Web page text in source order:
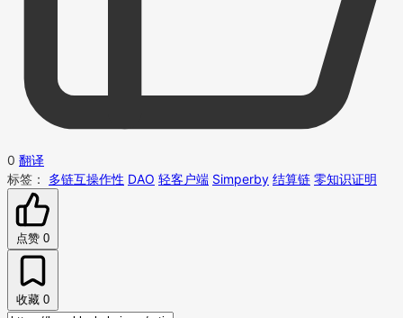
0 翻译
标签：
多链互操作性 DAO 轻客户端 Simperby 结算链 零知识证明
点赞 0
收藏 0